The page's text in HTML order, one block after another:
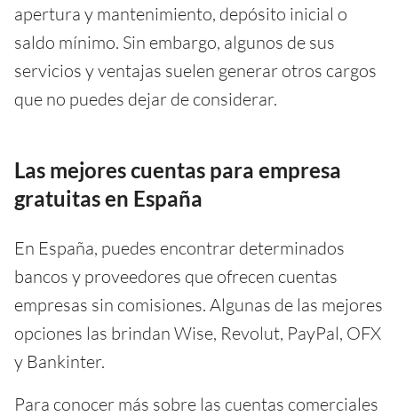
apertura y mantenimiento, depósito inicial o
saldo mínimo. Sin embargo, algunos de sus
servicios y ventajas suelen generar otros cargos
que no puedes dejar de considerar.
Las mejores cuentas para empresa
gratuitas en España
En España, puedes encontrar determinados
bancos y proveedores que ofrecen cuentas
empresas sin comisiones. Algunas de las mejores
opciones las brindan Wise, Revolut, PayPal, OFX
y Bankinter.
Para conocer más sobre las cuentas comerciales